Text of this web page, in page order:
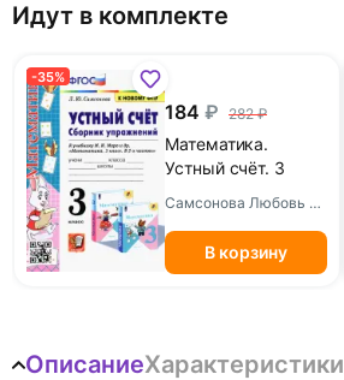
Идут в комплекте
-35%
184 282
Математика.
Устный счёт. 3
учебнику М. И.
Моро и др. ФГОС
Самсонова Любовь Юрьевна
В корзину
ОписаниеХарактеристики